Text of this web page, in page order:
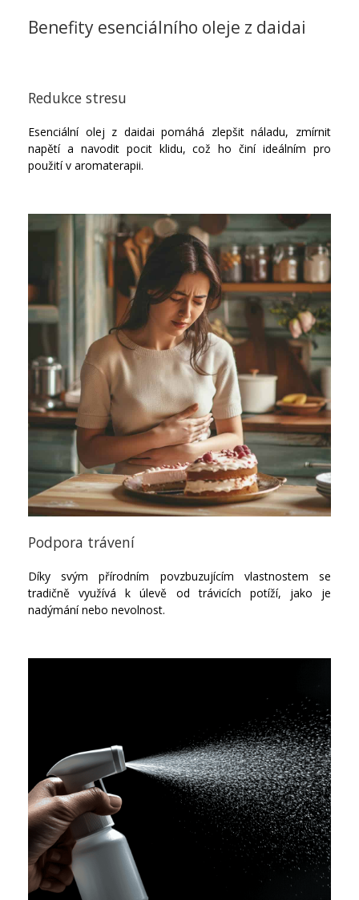
Benefity esenciálního oleje z daidai
Redukce stresu
Esenciální olej z daidai pomáhá zlepšit náladu, zmírnit
napětí a navodit pocit klidu, což ho činí ideálním pro
použití v aromaterapii.
Podpora trávení
Díky svým přírodním povzbuzujícím vlastnostem se
tradičně využívá k úlevě od trávicích potíží, jako je
nadýmání nebo nevolnost.